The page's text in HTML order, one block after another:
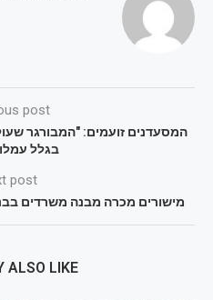
post
בגלל
post
מישורים מכרה מבנה משרדים בבנימינה
ALSO LIKE